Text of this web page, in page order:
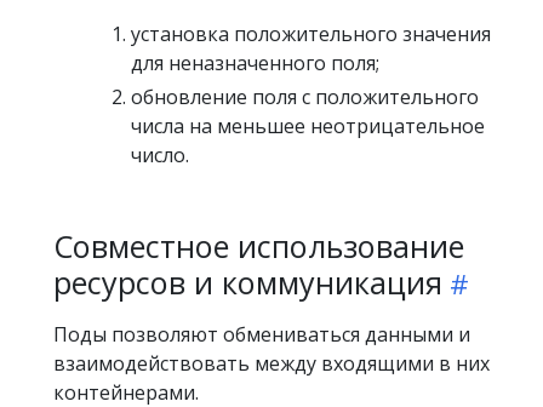
установка положительного значения
для неназначенного поля;
обновление поля с положительного
числа на меньшее неотрицательное
число.
Совместное использование
ресурсов и коммуникация
Поды позволяют обмениваться данными и
взаимодействовать между входящими в них
контейнерами.